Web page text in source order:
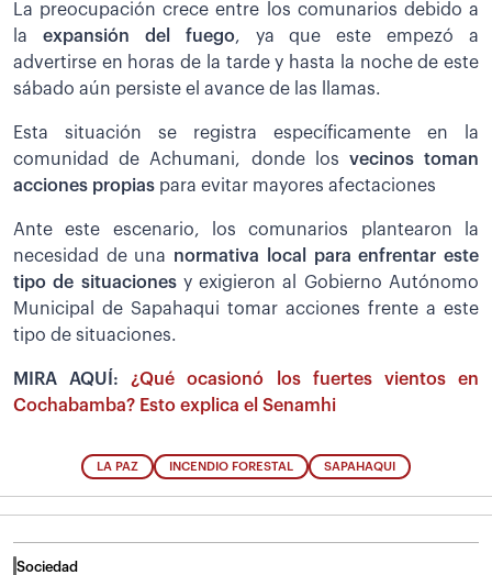
La preocupación crece entre los comunarios debido a
la expansión del fuego, ya que este empezó a
advertirse en horas de la tarde y hasta la noche de este
sábado aún persiste el avance de las llamas.
Esta situación se registra específicamente en la
comunidad de Achumani, donde los vecinos toman
acciones propias para evitar mayores afectaciones
Ante este escenario, los comunarios plantearon la
necesidad de una normativa local para enfrentar este
tipo de situacionesy exigieron al Gobierno Autónomo
Municipal de Sapahaqui tomar acciones frente a este
tipo de situaciones.
MIRA AQUÍ:¿Qué ocasionó los fuertes vientos en
Cochabamba? Esto explica el Senamhi
LA PAZ INCENDIO FORESTAL SAPAHAQUI
Sociedad